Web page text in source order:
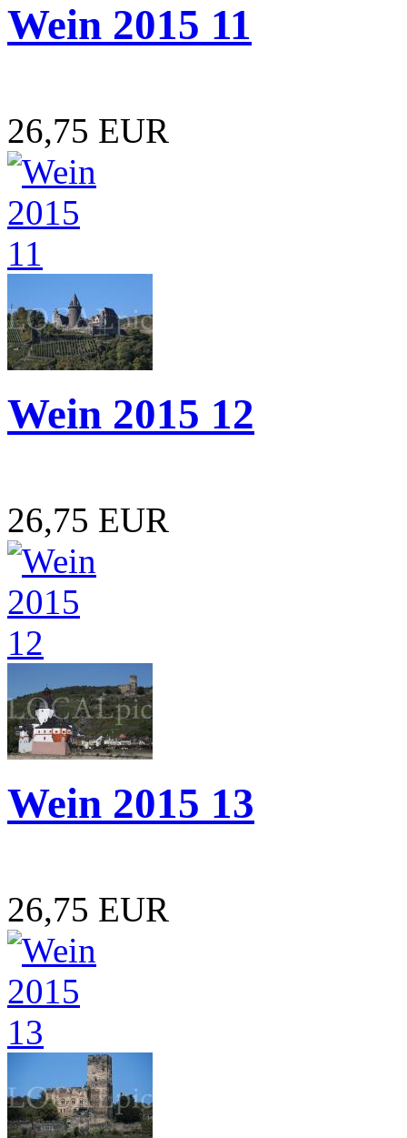
Wein 2015 11
26,75 EUR
Wein 2015 12
26,75 EUR
Wein 2015 13
26,75 EUR